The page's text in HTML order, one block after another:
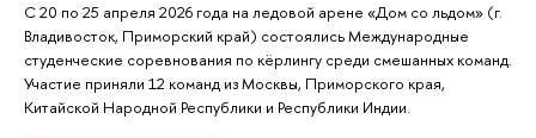
С 20 по 25 апреля 2026 года на ледовой арене «Дом со льдом» (г.
Владивосток, Приморский край) состоялись Международные
студенческие соревнования по кёрлингу среди смешанных команд.
Участие приняли 12 команд из Москвы, Приморского края,
Китайской Народной Республики и Республики Индии.